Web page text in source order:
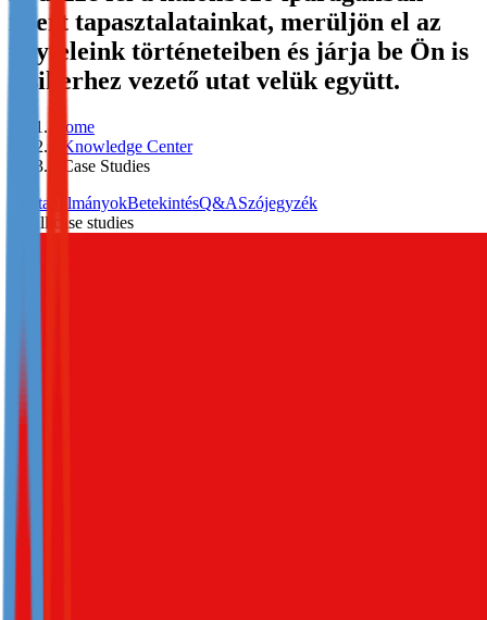
Not already our Publisher?
Sign up here
nyert tapasztalatainkat, merüljön el az
ügyfeleink történeteiben és járja be Ön is
a sikerhez vezető utat velük együtt.
Home
Knowledge Center
Case Studies
EsettanulmányokBetekintésQ&ASzójegyzék
All case studies